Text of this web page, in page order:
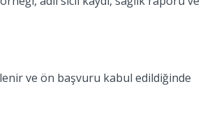
ve ön başvuru kabul edildiğinde